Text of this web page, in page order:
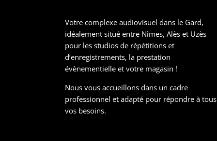
Votre complexe audiovisuel dans le Gard,
idéalement situé entre Nîmes, Alès et Uzès
pour les studios de répétitions et
d’enregistrements, la prestation
évènementielle et votre magasin !
Nous vous accueillons dans un cadre
professionnel et adapté pour répondre à tous
vos besoins.